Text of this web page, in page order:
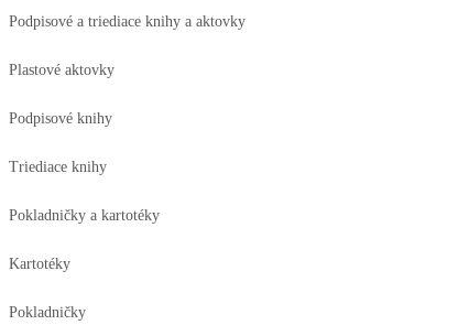
Podpisové a triediace knihy a aktovky
Plastové aktovky
Podpisové knihy
Triediace knihy
Pokladničky a kartotéky
Kartotéky
Pokladničky